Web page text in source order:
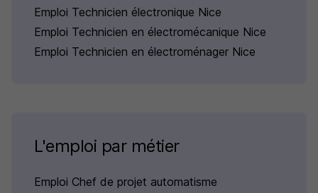
Emploi Technicien électronique Nice
Emploi Technicien en électromécanique Nice
Emploi Technicien en électroménager Nice
L'emploi par métier
Emploi Chef de projet automatisme